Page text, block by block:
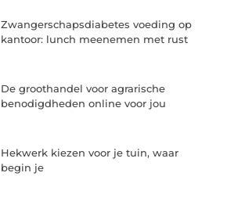
Zwangerschapsdiabetes voeding op
kantoor: lunch meenemen met rust
De groothandel voor agrarische
benodigdheden online voor jou
Hekwerk kiezen voor je tuin, waar
begin je